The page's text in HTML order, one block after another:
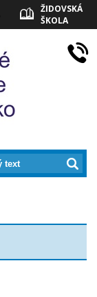
ŽIDOVSKÁ
ŠKOLA
LEVICE